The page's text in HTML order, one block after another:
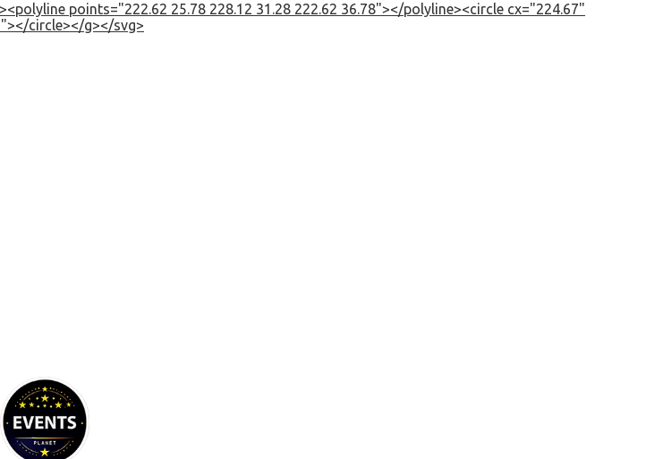
points="222.62 25.78 228.12 31.28 222.62 36.78"></polyline><circle cx="224.67"
circle></g></svg>